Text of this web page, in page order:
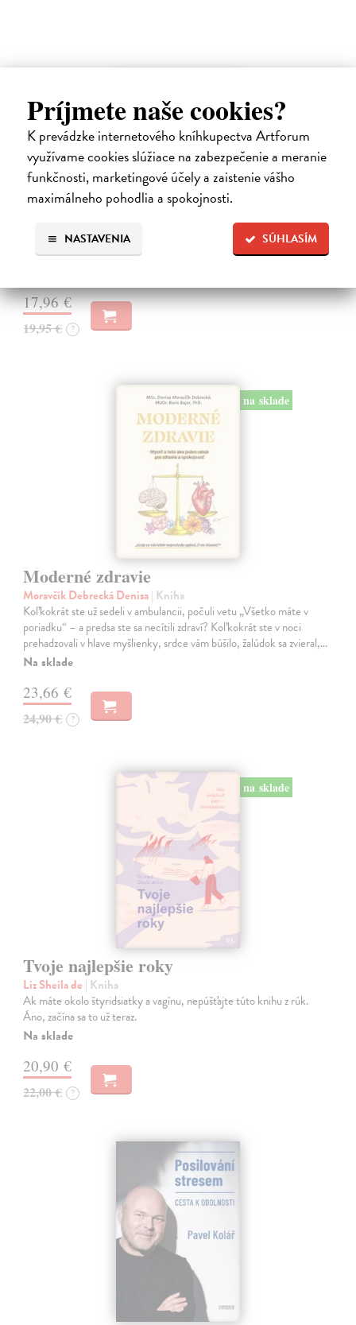
Príjmete naše cookies?
K prevádzke internetového kníhkupectva Artforum
využívame cookies slúžiace na zabezpečenie a meranie
funkčnosti, marketingové účely a zaistenie vášho
maximálneho pohodlia a spokojnosti.
SÚHLASÍM
NASTAVENIA
Novotný Michal| Kniha
Co dělat, když vás bolí záda? Cvičit?
17,96 €
19,95 € ?
na sklade
Moderné zdravie
Moravčík Debrecká Denisa| Kniha
Koľkokrát ste už sedeli v ambulancii, počuli vetu „Všetko máte v
poriadku“ – a predsa ste sa necítili zdraví? Koľkokrát ste v noci
prehadzovali v hlave myšlienky, srdce vám búšilo, žalúdok sa zvieral,…
Na sklade
23,66 €
24,90 € ?
na sklade
Tvoje najlepšie roky
Liz Sheila de | Kniha
Ak máte okolo štyridsiatky a vagínu, nepúšťajte túto knihu z rúk.
Áno, začína sa to už teraz.
Na sklade
20,90 €
22,00 € ?